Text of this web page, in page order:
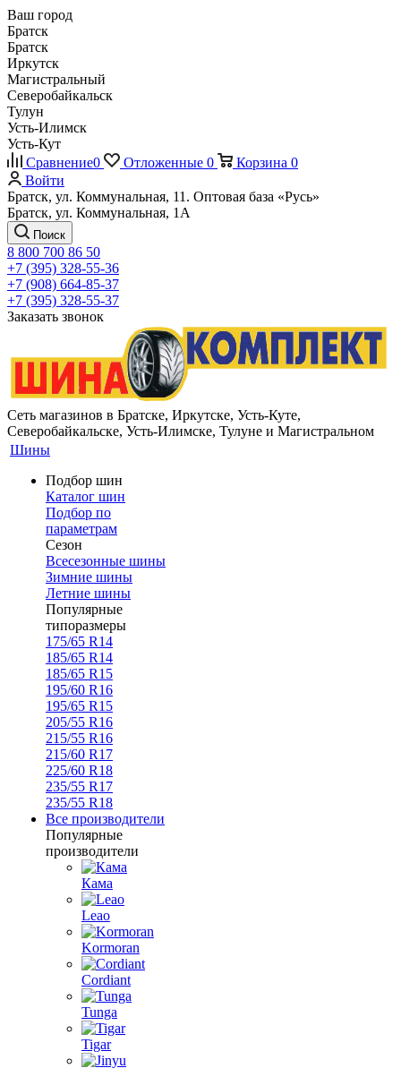
Ваш город
Братск
Братск
Иркутск
Магистральный
Северобайкальск
Тулун
Усть-Илимск
Усть-Кут
Сравнение0 Отложенные 0 Корзина 0
Войти
Братск, ул. Коммунальная, 11. Оптовая база «Русь»
Братск, ул. Коммунальная, 1А
Поиск
8 800 700 86 50
+7 (395) 328-55-36
+7 (908) 664-85-37
+7 (395) 328-55-37
Заказать звонок
Сеть магазинов в Братске, Иркутске, Усть-Куте,
Северобайкальске, Усть-Илимске, Тулуне и Магистральном
Шины
Подбор шин
Каталог шин
Подбор по
параметрам
Сезон
Всесезонные шины
Зимние шины
Летние шины
Популярные
типоразмеры
175/65 R14
185/65 R14
185/65 R15
195/60 R16
195/65 R15
205/55 R16
215/55 R16
215/60 R17
225/60 R18
235/55 R17
235/55 R18
Все производители
Популярные
производители
Кама
Leao
Kormoran
Cordiant
Tunga
Tigar